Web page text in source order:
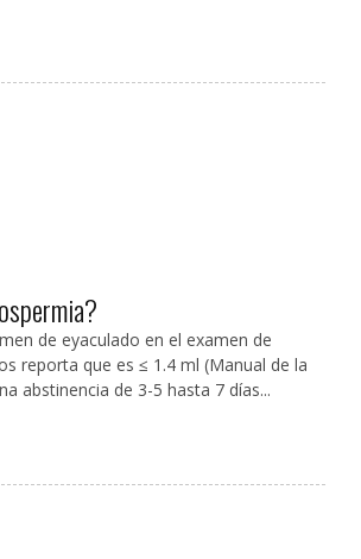
de eyaculado en el examen de
reporta que es ≤ 1.4 ml (Manual de la
abstinencia de 3-5 hasta 7 días...